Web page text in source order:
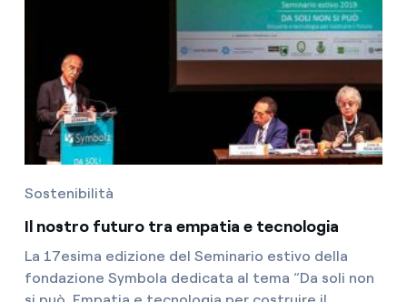
Sostenibilità
Il nostro futuro tra empatia e tecnologia
La 17esima edizione del Seminario estivo della
fondazione Symbola dedicata al tema “Da soli non